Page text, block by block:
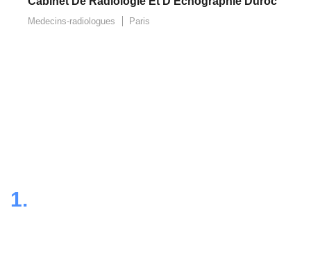
1.
Medecins-radiologues Paris